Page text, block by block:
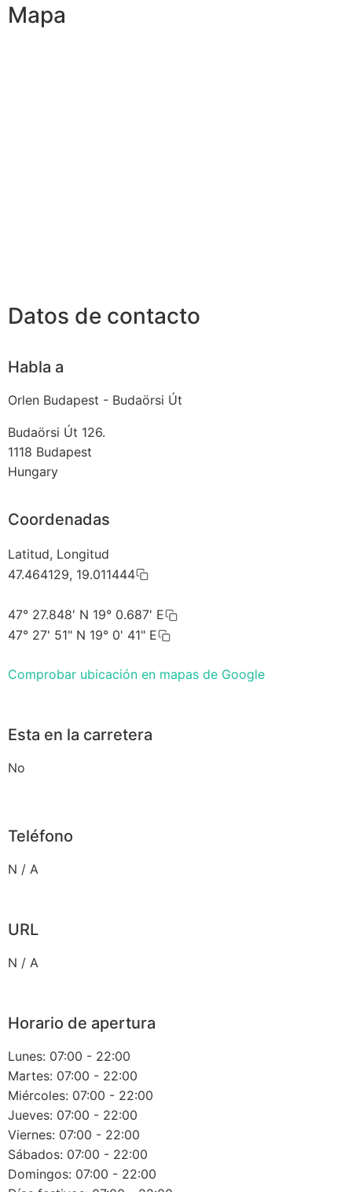
Mapa
Datos de contacto
Habla a
Orlen Budapest - Budaörsi Út
Budaörsi Út 126.
1118 Budapest
Hungary
Coordenadas
Latitud, Longitud
47.464129, 19.011444
47° 27.848' N 19° 0.687' E
47° 27' 51" N 19° 0' 41" E
Comprobar ubicación en mapas de Google
Esta en la carretera
No
Teléfono
N / A
URL
N / A
Horario de apertura
Lunes: 07:00 - 22:00
Martes: 07:00 - 22:00
Miércoles: 07:00 - 22:00
Jueves: 07:00 - 22:00
Viernes: 07:00 - 22:00
Sábados: 07:00 - 22:00
Domingos: 07:00 - 22:00